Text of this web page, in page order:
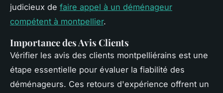
judicieux de faire appel à un déménageur
compétent à montpellier.
Importance des Avis Clients
Vérifier les avis des clients montpelliérains est une
étape essentielle pour évaluer la fiabilité des
déménageurs. Ces retours d'expérience offrent un